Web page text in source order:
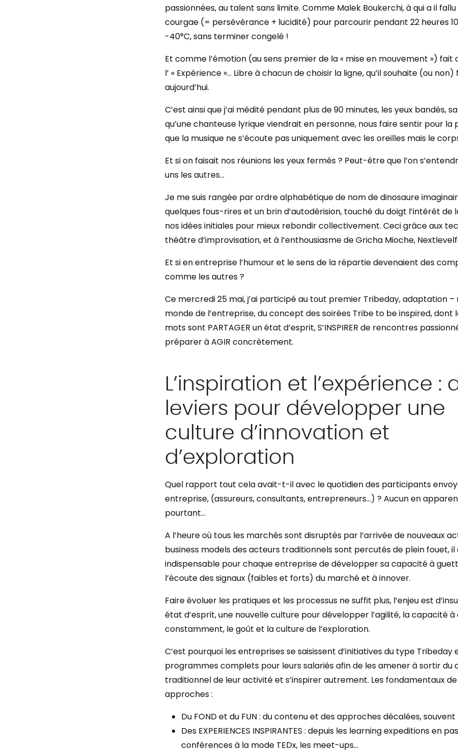
passionnées, au talent sans limite. Comme Malek Boukerchi, à qui a il
courgae (= persévérance + lucidité) pour parcourir pendant 22 heures
-40°C, sans terminer congelé !
Et comme l’émotion (au sens premier de la « mise en mouvement ») fait
l’ « Expérience »… Libre à chacun de choisir la ligne, qu’il souhaite (ou
aujourd’hui.
C’est ainsi que j’ai médité pendant plus de 90 minutes, les yeux bandés,
qu’une chanteuse lyrique viendrait en personne, nous faire sentir pour la
que la musique ne s’écoute pas uniquement avec les oreilles mais le
Et si on faisait nos réunions les yeux fermés ? Peut-être que l’on
uns les autres…
Je me suis rangée par ordre alphabétique de nom de dinosaure
quelques fous-rires et un brin d’autodérision, touché du doigt l’intérêt de
nos idées initiales pour mieux rebondir collectivement. Ceci grâce aux
théâtre d’improvisation, et à l’enthousiasme de Gricha Mioche,
Et si en entreprise l’humour et le sens de la répartie devenaient des
comme les autres ?
Ce mercredi 25 mai, j’ai participé au tout premier Tribeday, adaptation –
monde de l’entreprise, du concept des soirées Tribe to be inspired, dont
mots sont PARTAGER un état d’esprit, S’INSPIRER de rencontres
préparer à AGIR concrètement.
L’inspiration et l’expérience :
leviers pour développer une
culture d’innovation et
d’exploration
Quel rapport tout cela avait-t-il avec le quotidien des participants
entreprise, (assureurs, consultants, entrepreneurs…) ? Aucun en
pourtant…
A l’heure où tous les marchés sont disruptés par l’arrivée de nouveaux
business models des acteurs traditionnels sont percutés de plein fouet, il
indispensable pour chaque entreprise de développer sa capacité à
l’écoute des signaux (faibles et forts) du marché et à innover.
Faire évoluer les pratiques et les processus ne suffit plus, l’enjeu est
état d’esprit, une nouvelle culture pour développer l’agilité, la capacité
constamment, le goût et la culture de l’exploration.
C’est pourquoi les entreprises se saisissent d’initiatives du type
programmes complets pour leurs salariés afin de les amener à sortir du
traditionnel de leur activité et s’inspirer autrement. Les fondamentaux
approches :
Du FOND et du FUN : du contenu et des approches décalées, souvent
Des EXPERIENCES INSPIRANTES : depuis les learning expeditions en
conférences à la mode TEDx, les meet-ups…